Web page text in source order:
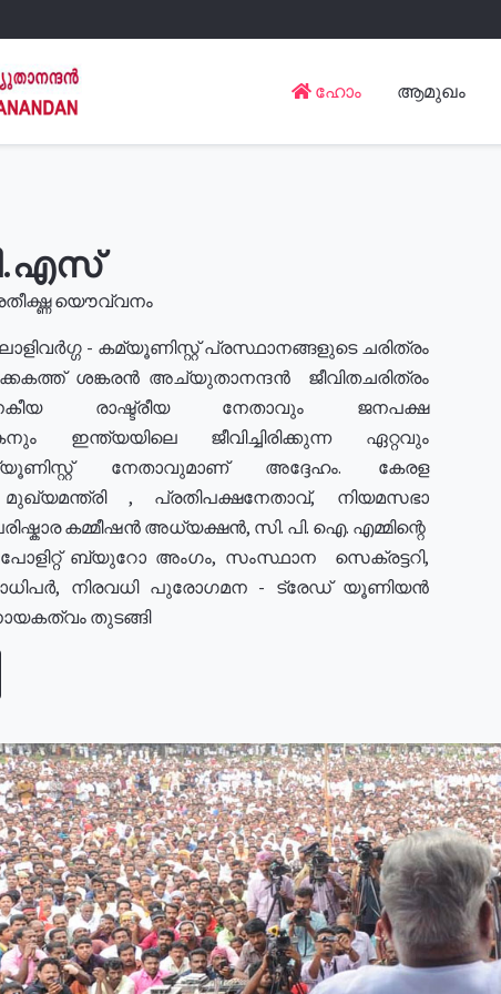
ഹോം ആമുഖം
യൌവ്വനം
- കമ്യൂണിസ്റ്റ് പ്രസ്ഥാനങ്ങളുടെ ചരിത്രം
ശങ്കരൻ അച്യുതാനന്ദൻ ജീവിതചരിത്രം
രാഷ്ട്രീയ നേതാവും ജനപക്ഷ
ഇന്ത്യയിലെ ജീവിച്ചിരിക്കുന്ന ഏറ്റവും
നേതാവുമാണ് അദ്ദേഹം. കേരള
മുഖ്യമന്ത്രി , പ്രതിപക്ഷനേതാവ്, നിയമസഭാ
കമ്മീഷൻ അധ്യക്ഷൻ, സി. പി. ഐ. എമ്മിന്റെ
ബ്യുറോ അംഗം, സംസ്ഥാന സെക്രട്ടറി,
നിരവധി പുരോഗമന - ട്രേഡ് യൂണിയൻ
തുടങ്ങി